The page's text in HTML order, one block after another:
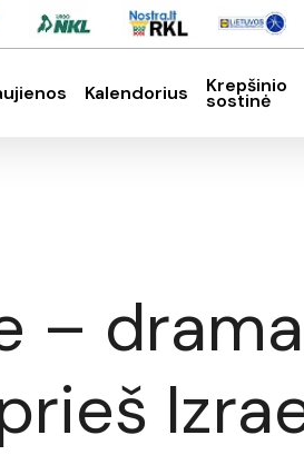
Kalendorius Krepšinio
sostinė
–